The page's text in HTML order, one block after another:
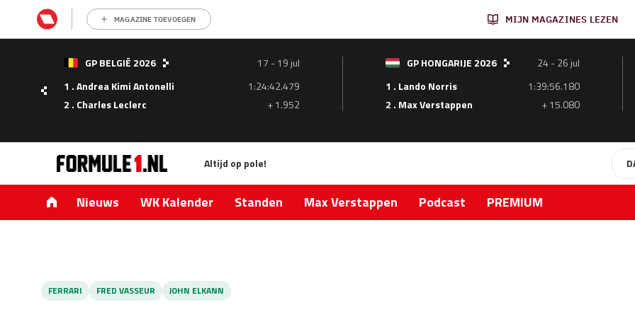
MAGAZINE TOEVOEGEN MIJN MAGAZINES LEZEN
GP BELGIË 2026
17 - 19 jul
1 . Andrea Kimi Antonelli
1:24:42.479
2 . Charles Leclerc
+ 1.952
GP HONGARIJE 2026
24 - 26 jul
1 . Lando Norris
1:39:56.180
2 . Max Verstappen
+ 15.080
Altijd op pole!
Nieuws WK Kalender Standen Max Verstappen Podcast PREMIUM
FERRARI FRED VASSEUR JOHN ELKANN